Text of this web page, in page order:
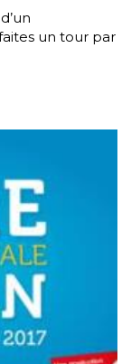
un tour par